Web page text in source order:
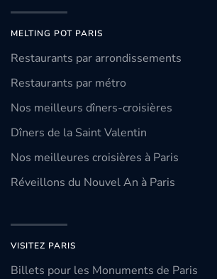
MELTING POT PARIS
Restaurants par arrondissements
Restaurants par métro
Nos meilleurs dîners-croisières
Dîners de la Saint Valentin
Nos meilleures croisières à Paris
Réveillons du Nouvel An à Paris
VISITEZ PARIS
Billets pour les Monuments de Paris